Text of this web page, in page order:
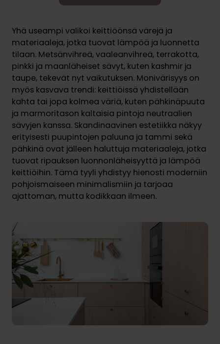
Yhä useampi valikoi keittiöönsä värejä ja
materiaaleja, jotka tuovat lämpöä ja luonnetta
tilaan. Metsänvihreä, vaaleanvihreä, terrakotta,
pinkki ja maanläheiset sävyt, kuten kashmir ja
taupe, tekevät nyt vaikutuksen. Monivärisyys on
myös kasvava trendi: keittiöissä yhdistellään
kahta tai jopa kolmea väriä, kuten pähkinäpuuta
ja marmoritason kaltaisia pintoja neutraalien
sävyjen kanssa. Skandinaavinen estetiikka näkyy
erityisesti puupintojen paluuna ja tammi sekä
pähkinä ovat jälleen haluttuja materiaaleja, jotka
tuovat ripauksen luonnonläheisyyttä ja lämpöä
keittiöihin. Tämä tyyli yhdistyy hienosti moderniin
pohjoismaiseen minimalismiin ja tarjoaa
ajattoman, mutta kodikkaan ilmeen.